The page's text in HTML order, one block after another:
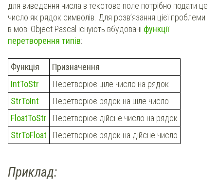
для виведення числа в текстове поле потрібно подати це
число як рядок символів. Для розв’язання цієї проблеми
в мові Object Pascal існують вбудовані функції
перетворення типів:
Функція
Призначення
IntToStr
Перетворює ціле число на рядок
StrToInt
Перетворює рядок на ціле число
FloatToStr
Перетворює дійсне число на рядок
StrToFloat
Перетворює рядок на дійсне число
Приклад: